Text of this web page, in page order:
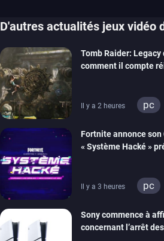
D'autres actualités jeux vidéo
Tomb Raider:
comment il compte
Il y a 2 heures pc
Fortnite annonce son
« Système Hacké »
Il y a 3 heures pc
ps4
Sony commence à
concernant l’arrêt